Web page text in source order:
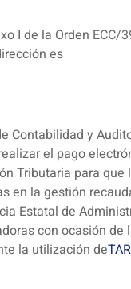
I de la Orden ECC/
es
Contabilidad y
el pago
Tributaria para
en la gestión
Estatal de
con ocasión de
la utilización de